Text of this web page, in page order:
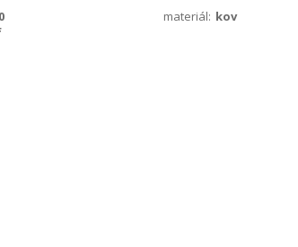
materiál: kov